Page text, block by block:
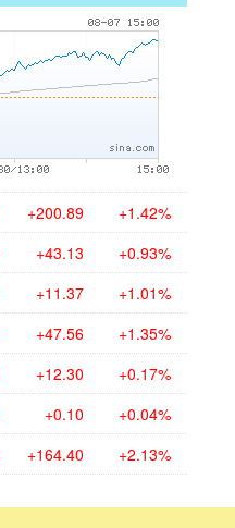
+200.89 +1.42%
+43.13 +0.93%
+11.37 +1.01%
+47.56 +1.35%
+12.30 +0.17%
+0.10 +0.04%
+164.40 +2.13%